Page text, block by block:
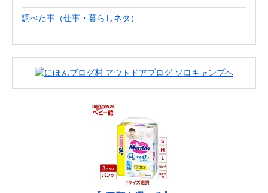
調べた事（仕事・暮らしネタ）